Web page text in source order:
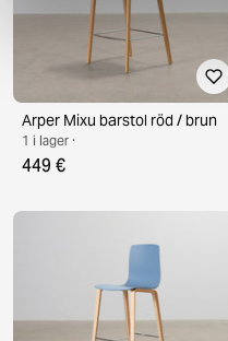
Arper Mixu barstol röd / brun
1 i lager ·
449 €